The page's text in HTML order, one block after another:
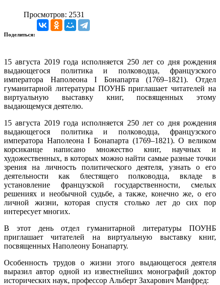
Просмотров: 2531
Поделиться:
15 августа 2019 года исполняется 250 лет со дня рождения
выдающегося политика и полководца, французского
императора Наполеона I Бонапарта (1769–1821). Отдел
гуманитарной литературы ПОУНБ приглашает читателей на
виртуальную выставку книг, посвященных этому
выдающемуся деятелю.
15 августа 2019 года исполняется 250 лет со дня рождения
выдающегося политика и полководца, французского
императора Наполеона I Бонапарта (1769–1821). О великом
корсиканце написано множество книг, научных и
художественных, в которых можно найти самые разные точки
зрения на личность политического деятеля, узнать о его
деятельности как блестящего полководца, вкладе в
установление французской государственности, смелых
решениях и необычной судьбе, а также, конечно же, о его
личной жизни, которая спустя столько лет до сих пор
интересует многих.
В этот день отдел гуманитарной литературы ПОУНБ
приглашает читателей на виртуальную выставку книг,
посвященных Наполеону Бонапарту.
Особенность трудов о жизни этого выдающегося деятеля
выразил автор одной из известнейших монографий доктор
исторических наук, профессор Альберт Захарович Манфред: